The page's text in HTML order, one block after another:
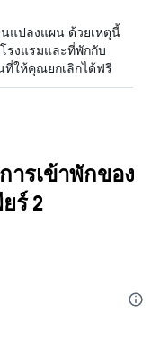
นแปลงแผน ด้วยเหตุนี้
รงแรมและที่พักกับ
ที่ให้คุณยกเลิกได้ฟรี
รเข้าพักของ
ร์ 2